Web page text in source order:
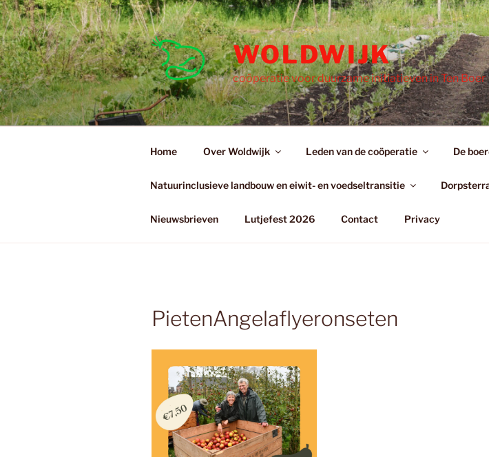
Ga
naar
de
inhoud
WOLDWIJK
coöperatie voor duurzame initiatieven in Ten Boer
Home Over Woldwijk Leden van de coöperatie De
Natuurinclusieve landbouw en eiwit- en voedseltransitie
Nieuwsbrieven Lutjefest 2026 Contact Privacy
PietenAngelaflyeronseten